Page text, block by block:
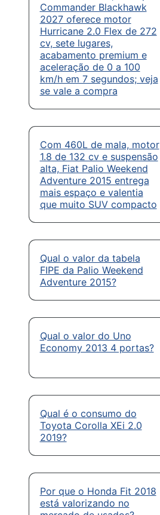
Commander Blackhawk
2027 oferece motor
Hurricane 2.0 Flex de 272
cv, sete lugares,
acabamento premium e
aceleração de 0 a 100
km/h em 7 segundos; veja
se vale a compra
Com 460L de mala, motor
1.8 de 132 cv e suspensão
alta, Fiat Palio Weekend
Adventure 2015 entrega
mais espaço e valentia
que muito SUV compacto
Qual o valor da tabela
FIPE da Palio Weekend
Adventure 2015?
Qual o valor do Uno
Economy 2013 4 portas?
Qual é o consumo do
Toyota Corolla XEi 2.0
2019?
Por que o Honda Fit 2018
está valorizando no